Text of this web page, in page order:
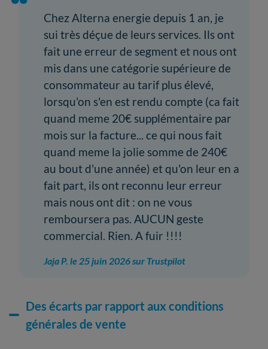
Chez Alterna energie depuis 1 an, je
sui très déçue de leurs services. Ils ont
fait une erreur de segment et nous ont
mis dans une catégorie supérieure de
consommateur au tarif plus élevé,
lorsqu'on s'en est rendu compte (ca fait
quand meme 20€ supplémentaire par
mois sur la facture... ce qui nous fait
quand meme la jolie somme de 240€
au bout d'une année) et qu'on leur en a
fait part, ils ont reconnu leur erreur
mais nous ont dit : on ne vous
remboursera pas. AUCUN geste
commercial. Rien. A fuir !!!!
Jaja P. le 25 juin 2026 sur Trustpilot
Des écarts par rapport aux conditions
générales de vente